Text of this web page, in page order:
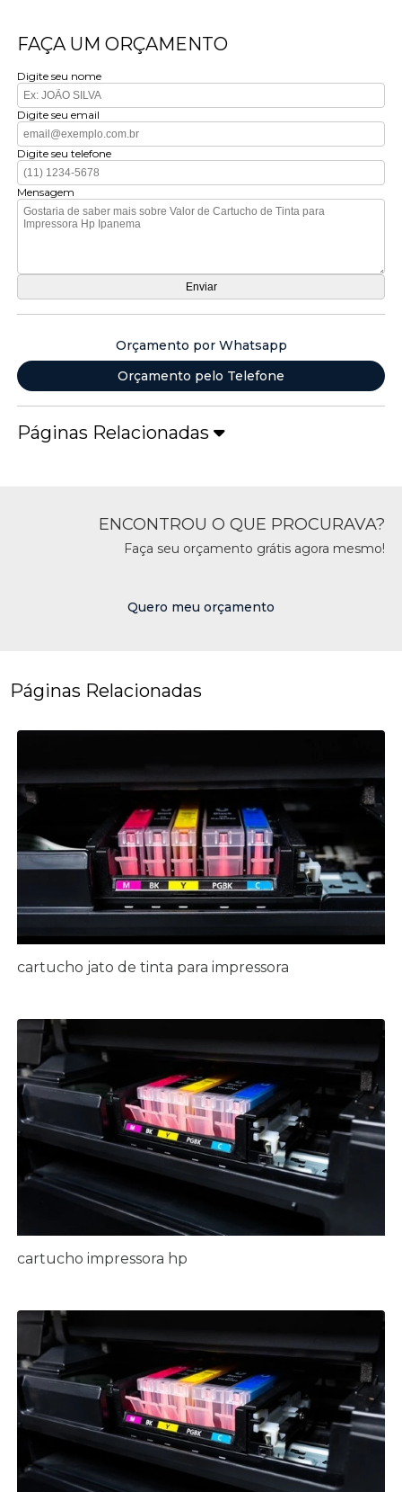
FAÇA UM ORÇAMENTO
Digite seu nome
Digite seu email
Digite seu telefone
Mensagem
Orçamento por Whatsapp
Orçamento pelo Telefone
Páginas Relacionadas
ENCONTROU O QUE PROCURAVA?
Faça seu orçamento grátis agora mesmo!
Quero meu orçamento
Páginas Relacionadas
cartucho jato de tinta para impressora
cartucho impressora hp